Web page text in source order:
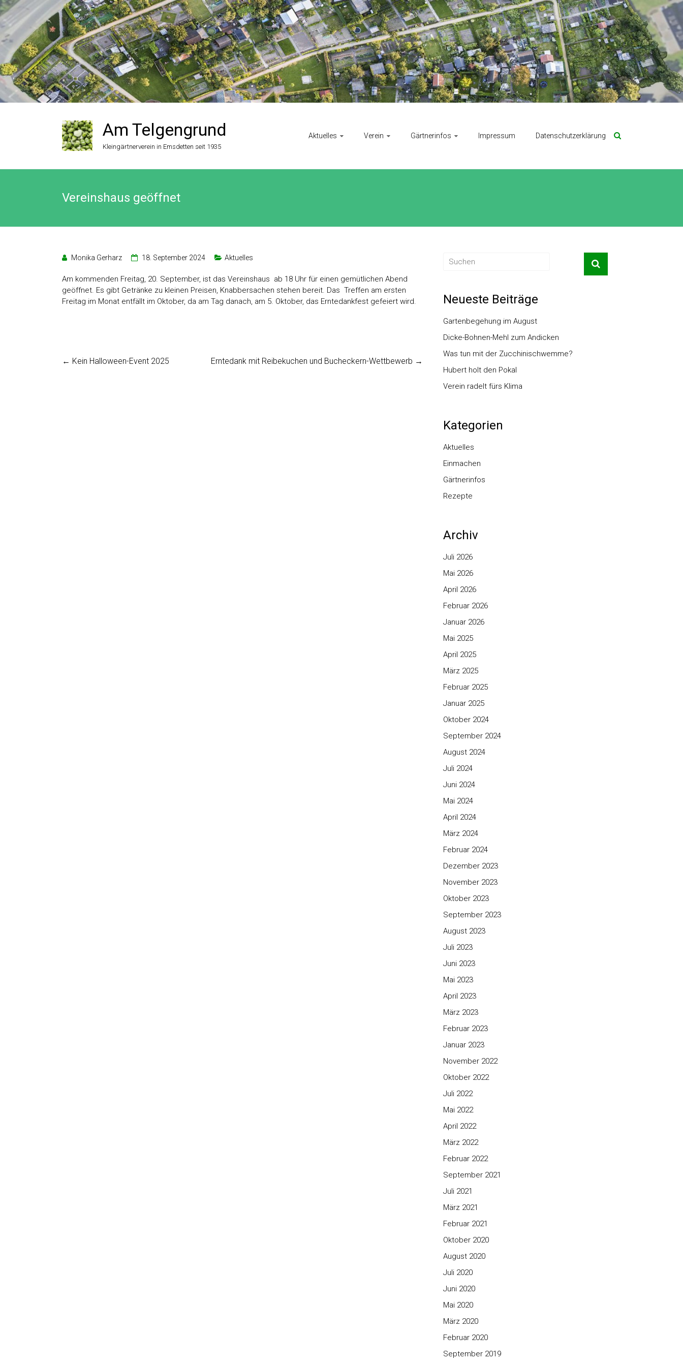
Zum
Inhalt
springen
Am Telgengrund
Kleingärtnerverein in Emsdetten seit 1935
Aktuelles Verein Gärtnerinfos Impressum Datenschutzerklärung
Vereinshaus geöffnet
Monika Gerharz 18. September 2024 Aktuelles
Am kommenden Freitag, 20. September, ist das Vereinshaus ab 18 Uhr für einen gemütlichen Abend
geöffnet. Es gibt Getränke zu kleinen Preisen, Knabbersachen stehen bereit. Das Treffen am ersten
Freitag im Monat entfällt im Oktober, da am Tag danach, am 5. Oktober, das Erntedankfest gefeiert wird.
← Kein Halloween-Event 2025 Erntedank mit Reibekuchen und Bucheckern-Wettbewerb →
Neueste Beiträge
Gartenbegehung im August
Dicke-Bohnen-Mehl zum Andicken
Was tun mit der Zucchinischwemme?
Hubert holt den Pokal
Verein radelt fürs Klima
Kategorien
Aktuelles
Einmachen
Gärtnerinfos
Rezepte
Archiv
Juli 2026
Mai 2026
April 2026
Februar 2026
Januar 2026
Mai 2025
April 2025
März 2025
Februar 2025
Januar 2025
Oktober 2024
September 2024
August 2024
Juli 2024
Juni 2024
Mai 2024
April 2024
März 2024
Februar 2024
Dezember 2023
November 2023
Oktober 2023
September 2023
August 2023
Juli 2023
Juni 2023
Mai 2023
April 2023
März 2023
Februar 2023
Januar 2023
November 2022
Oktober 2022
Juli 2022
Mai 2022
April 2022
März 2022
Februar 2022
September 2021
Juli 2021
März 2021
Februar 2021
Oktober 2020
August 2020
Juli 2020
Juni 2020
Mai 2020
März 2020
Februar 2020
September 2019